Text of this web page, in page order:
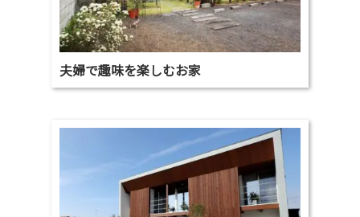
夫婦で趣味を楽しむお家